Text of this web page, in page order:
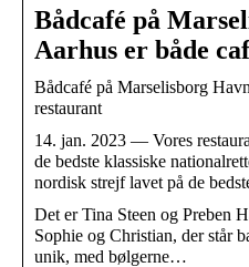
Bådcafé på
Aarhus er både
Bådcafé på Marselisborg
restaurant
14. jan. 2023 — Vores
de bedste klassiske
nordisk strejf lavet på de
Det er Tina Steen og Preben
Sophie og Christian, der står
unik, med bølgerne…